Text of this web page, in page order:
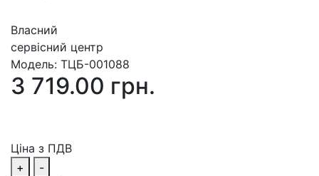
Власний
сервісний центр
Модель: ТЦБ-001088
3 719.00 грн.
Ціна з ПДВ
+
-